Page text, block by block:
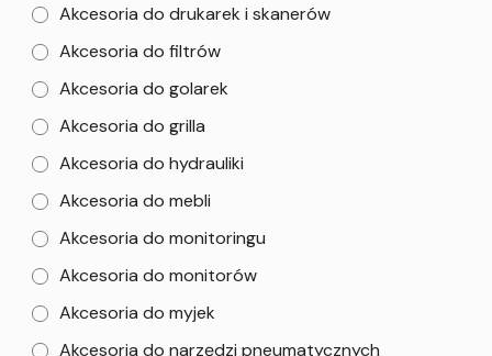
Akcesoria do drukarek i skanerów
Akcesoria do filtrów
Akcesoria do golarek
Akcesoria do grilla
Akcesoria do hydrauliki
Akcesoria do mebli
Akcesoria do monitoringu
Akcesoria do monitorów
Akcesoria do myjek
Akcesoria do narzędzi pneumatycznych